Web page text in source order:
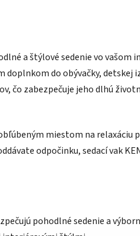
a štýlové sedenie vo vašom
do obývačky, detskej
čo zabezpečuje jeho dlhú
miestom na relaxáciu
odpočinku, sedací vak
pohodlné sedenie a